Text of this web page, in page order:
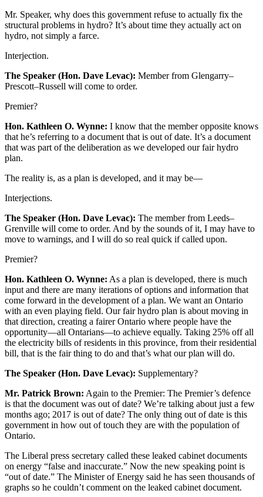
Mr. Speaker, why does this government refuse to actually fix the
structural problems in hydro? It’s about time they actually act on
hydro, not simply a farce.
Interjection.
The Speaker (Hon. Dave Levac): Member from Glengarry–
Prescott–Russell will come to order.
Premier?
Hon. Kathleen O. Wynne: I know that the member opposite knows
that he’s referring to a document that is out of date. It’s a document
that was part of the deliberation as we developed our fair hydro
plan.
The reality is, as a plan is developed, and it may be—
Interjections.
The Speaker (Hon. Dave Levac): The member from Leeds–
Grenville will come to order. And by the sounds of it, I may have to
move to warnings, and I will do so real quick if called upon.
Premier?
Hon. Kathleen O. Wynne: As a plan is developed, there is much
input and there are many iterations of options and information that
come forward in the development of a plan. We want an Ontario
with an even playing field. Our fair hydro plan is about moving in
that direction, creating a fairer Ontario where people have the
opportunity—all Ontarians—to achieve equally. Taking 25% off all
the electricity bills of residents in this province, from their residential
bill, that is the fair thing to do and that’s what our plan will do.
The Speaker (Hon. Dave Levac): Supplementary?
Mr. Patrick Brown: Again to the Premier: The Premier’s defence
is that the document was out of date? We’re talking about just a few
months ago; 2017 is out of date? The only thing out of date is this
government in how out of touch they are with the population of
Ontario.
The Liberal press secretary called these leaked cabinet documents
on energy “false and inaccurate.” Now the new speaking point is
“out of date.” The Minister of Energy said he has seen thousands of
graphs so he couldn’t comment on the leaked cabinet document.